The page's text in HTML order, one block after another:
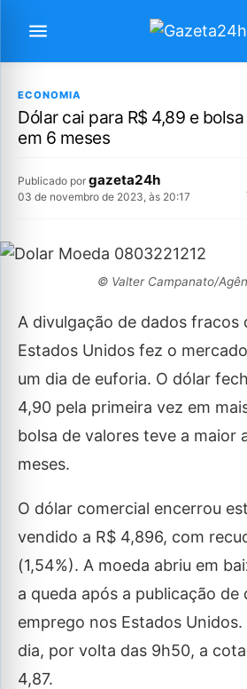
ECONOMIA
Dólar cai para R$ 4,89 e
em 6 meses
Publicado por gazeta24h
03 de novembro de 2023, às 20:17
© Valter Campanato/
A divulgação de dados fracos
Estados Unidos fez o
um dia de euforia. O dólar
4,90 pela primeira vez em
bolsa de valores teve a maior
meses.
O dólar comercial encerrou
vendido a R$ 4,896, com
(1,54%). A moeda abriu em
a queda após a publicação de
emprego nos Estados
dia, por volta das 9h50, a
4,87.